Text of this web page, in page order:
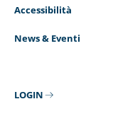
Accessibilità
News & Eventi
LOGIN